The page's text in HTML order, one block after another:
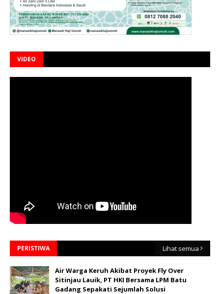
VIDEO
PERISTIWA Lihat semua
Air Warga Keruh Akibat Proyek Fly Over
Sitinjau Lauik, PT HKI Bersama LPM Batu
Gadang Sepakati Sejumlah Solusi